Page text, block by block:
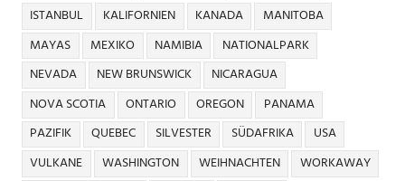
ISTANBUL
KALIFORNIEN KANADA
MANITOBA
MAYAS
MEXIKO NAMIBIA
NATIONALPARK
NEVADA
NEW BRUNSWICK
NICARAGUA
NOVA SCOTIA
ONTARIO OREGON
PANAMA
PAZIFIK
QUEBEC SILVESTER SÜDAFRIKA
USA
VULKANE
WASHINGTON WEIHNACHTEN
WORKAWAY